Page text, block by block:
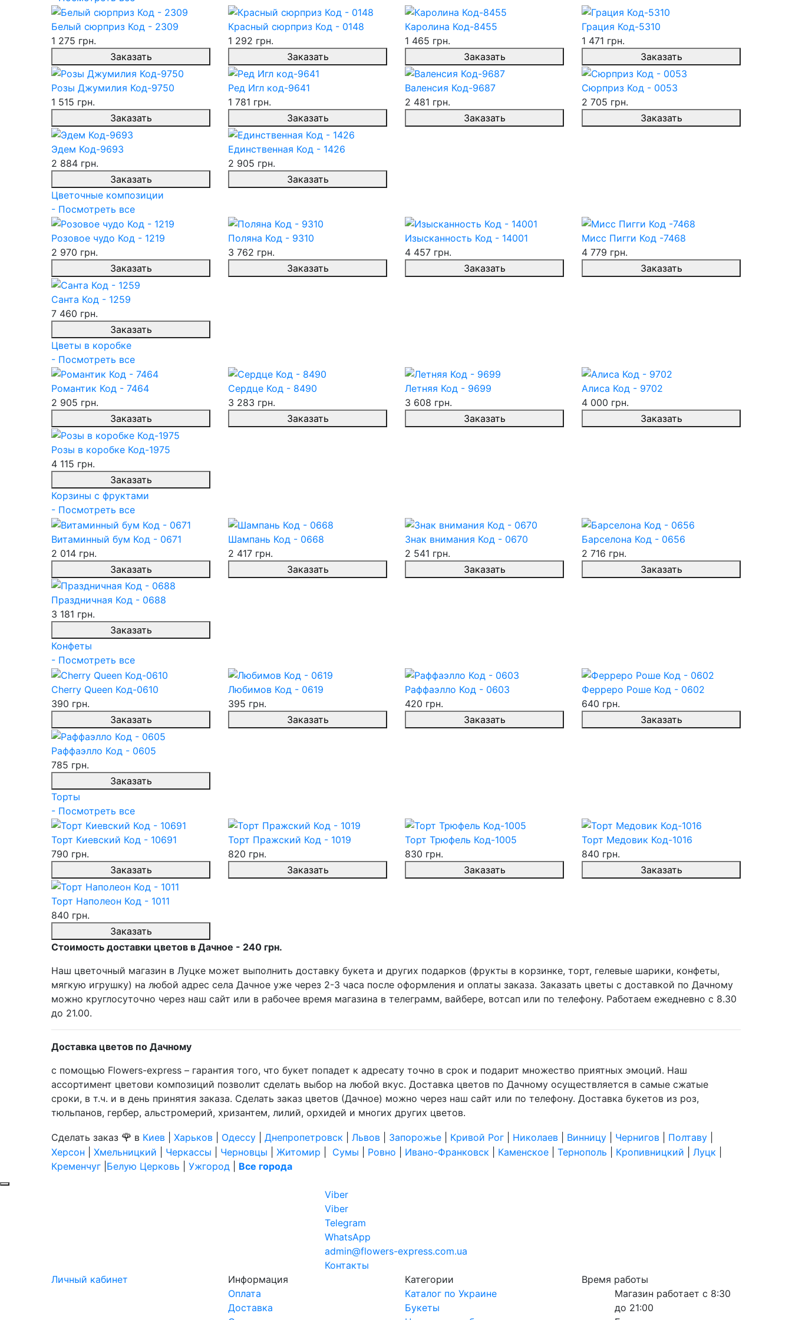
Белый сюрприз Код - 2309
1 275 грн.
Заказать
Красный сюрприз Код - 0148
1 292 грн.
Заказать
Каролина Код-8455
1 465 грн.
Заказать
Грация Код-5310
1 471 грн.
Заказать
Розы Джумилия Код-9750
1 515 грн.
Заказать
Ред Игл код-9641
1 781 грн.
Заказать
Валенсия Код-9687
2 481 грн.
Заказать
Сюрприз Код - 0053
2 705 грн.
Заказать
Эдем Код-9693
2 884 грн.
Заказать
Единственная Код - 1426
2 905 грн.
Заказать
Цветочные композиции
- Посмотреть все
Розовое чудо Код - 1219
2 970 грн.
Заказать
Поляна Код - 9310
3 762 грн.
Заказать
Изысканность Код - 14001
4 457 грн.
Заказать
Мисс Пигги Код -7468
4 779 грн.
Заказать
Санта Код - 1259
7 460 грн.
Заказать
Цветы в коробке
- Посмотреть все
Романтик Код - 7464
2 905 грн.
Заказать
Сердце Код - 8490
3 283 грн.
Заказать
Летняя Код - 9699
3 608 грн.
Заказать
Алиса Код - 9702
4 000 грн.
Заказать
Розы в коробке Код-1975
4 115 грн.
Заказать
Корзины с фруктами
- Посмотреть все
Витаминный бум Код - 0671
2 014 грн.
Заказать
Шампань Код - 0668
2 417 грн.
Заказать
Знак внимания Код - 0670
2 541 грн.
Заказать
Барселона Код - 0656
2 716 грн.
Заказать
Праздничная Код - 0688
3 181 грн.
Заказать
Конфеты
- Посмотреть все
Cherry Queen Код-0610
390 грн.
Заказать
Любимов Код - 0619
395 грн.
Заказать
Раффаэлло Код - 0603
420 грн.
Заказать
Ферреро Роше Код - 0602
640 грн.
Заказать
Раффаэлло Код - 0605
785 грн.
Заказать
Торты
- Посмотреть все
Торт Киевский Код - 10691
790 грн.
Заказать
Торт Пражский Код - 1019
820 грн.
Заказать
Торт Трюфель Код-1005
830 грн.
Заказать
Торт Медовик Код-1016
840 грн.
Заказать
Торт Наполеон Код - 1011
840 грн.
Заказать
Стоимость доставки цветов в Дачное - 240 грн.
Наш цветочный магазин в Луцке может выполнить доставку букета и других подарков (фрукты в корзинке, торт, гелевые шарики, конфеты,
мягкую игрушку) на любой адрес села Дачное уже через 2-3 часа после оформления и оплаты заказа. Заказать цветы с доставкой по Дачному
можно круглосуточно через наш сайт или в рабочее время магазина в телеграмм, вайбере, вотсап или по телефону. Работаем ежедневно с 8.30
до 21.00.
Доставка цветов по Дачному
с помощью Flowers-express – гарантия того, что букет попадет к адресату точно в срок и подарит множество приятных эмоций. Наш
ассортимент цветови композиций позволит сделать выбор на любой вкус. Доставка цветов по Дачному осуществляется в самые сжатые
сроки, в т.ч. и в день принятия заказа. Сделать заказ цветов (Дачное) можно через наш сайт или по телефону. Доставка букетов из роз,
тюльпанов, гербер, альстромерий, хризантем, лилий, орхидей и многих других цветов.
Сделать заказ 🌹 в Киев Харьков Одессу Днепропетровск Львов Запорожье Кривой Рог Николаев Винницу Чернигов Полтаву
Херсон
Хмельницкий Черкассы Черновцы Житомир Сумы Ровно Ивано-Франковск Каменское Тернополь Кропивницкий Луцк
Кременчуг Белую Церковь Ужгород Все города
Viber
Viber
Telegram
WhatsApp
admin@flowers-express.com.ua
Контакты
Личный кабинет
Информация
Оплата
Доставка
Категории
Каталог по Украине
Букеты
Время работы
Магазин работает с 8:30
до 21:00